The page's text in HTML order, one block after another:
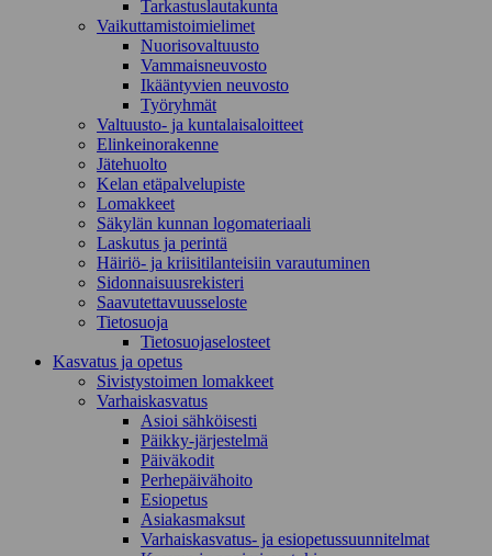
Tarkastuslautakunta
Vaikuttamistoimielimet
Nuorisovaltuusto
Vammaisneuvosto
Ikääntyvien neuvosto
Työryhmät
Valtuusto- ja kuntalaisaloitteet
Elinkeinorakenne
Jätehuolto
Kelan etäpalvelupiste
Lomakkeet
Säkylän kunnan logomateriaali
Laskutus ja perintä
Häiriö- ja kriisitilanteisiin varautuminen
Sidonnaisuusrekisteri
Saavutettavuusseloste
Tietosuoja
Tietosuojaselosteet
Kasvatus ja opetus
Sivistystoimen lomakkeet
Varhaiskasvatus
Asioi sähköisesti
Päikky-järjestelmä
Päiväkodit
Perhepäivähoito
Esiopetus
Asiakasmaksut
Varhaiskasvatus- ja esiopetussuunnitelmat